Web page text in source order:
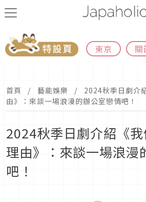
東京 關
首頁 藝能娛樂
2024秋季日劇介
由》：來談一場浪漫的辦公室戀情吧！
2024秋季日劇介紹《
理由》：來談一場浪漫
吧！